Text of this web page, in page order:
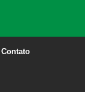
Contato